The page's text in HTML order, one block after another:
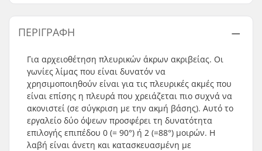
ΠΕΡΙΓΡΑΦΉ
Για αρχειοθέτηση πλευρικών άκρων ακριβείας. Οι
γωνίες λίμας που είναι δυνατόν να
χρησιμοποιηθούν είναι για τις πλευρικές ακμές που
είναι επίσης η πλευρά που χρειάζεται πιο συχνά να
ακονιστεί (σε σύγκριση με την ακμή βάσης). Αυτό το
εργαλείο δύο όψεων προσφέρει τη δυνατότητα
επιλογής επιπέδου 0 (= 90°) ή 2 (=88°) μοιρών. Η
λαβή είναι άνετη και κατασκευασμένη με